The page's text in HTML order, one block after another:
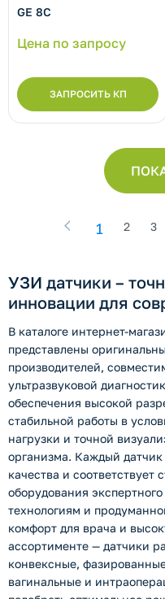
GE 8C
Цена по запросу
ЗАПРОСИТЬ КП
1 2 3
УЗИ датчики –
инновации для
В каталоге интернет-
представлены
производителей,
ультразвуковой
обеспечения высокой
стабильной работы в
нагрузки и точной
организма. Каждый датчик
качества и соответствует
оборудования
технологиям и
комфорт для врача и
ассортименте — датчики
конвексные,
вагинальные и